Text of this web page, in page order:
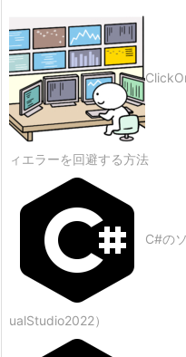
ィエラーを回避する方法
C#の
ualStudio2022）